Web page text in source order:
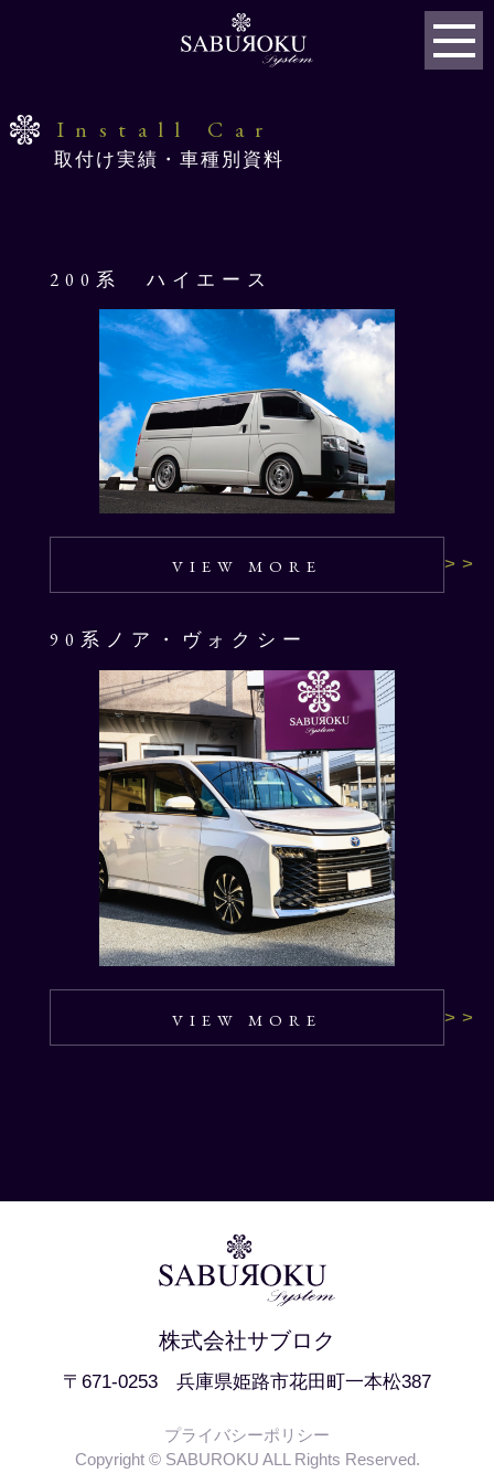
Install Car
取付け実績・車種別資料
200系 ハイエース
VIEW MORE
90系ノア・ヴォクシー
VIEW MORE
株式会社サブロク
〒671-0253 兵庫県姫路市花田町一本松387
プライバシーポリシー
Copyright © SABUROKU ALL Rights Reserved.